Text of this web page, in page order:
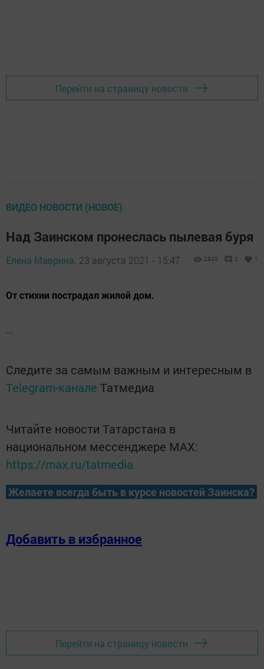
Перейти на страницу новости
ВИДЕО НОВОСТИ (НОВОЕ)
Над Заинском пронеслась пылевая буря
Елена Маврина, 23 августа 2021 - 15:47 2843 0 1
От стихии пострадал жилой дом.
...
Следите за самым важным и интересным в
Telegram-канале Татмедиа
Читайте новости Татарстана в
национальном мессенджере MАХ:
https://max.ru/tatmedia
Желаете всегда быть в курсе новостей Заинска?
Добавить в избранное
Перейти на страницу новости